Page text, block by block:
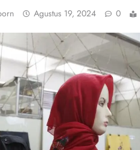
Agustus 19, 2024 0